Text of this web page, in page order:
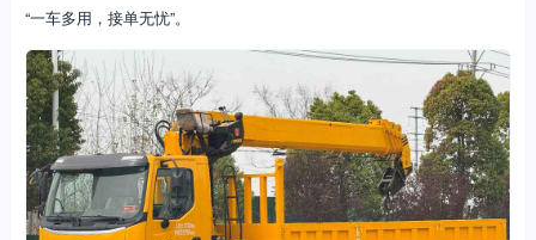
“一车多用，接单无忧”。